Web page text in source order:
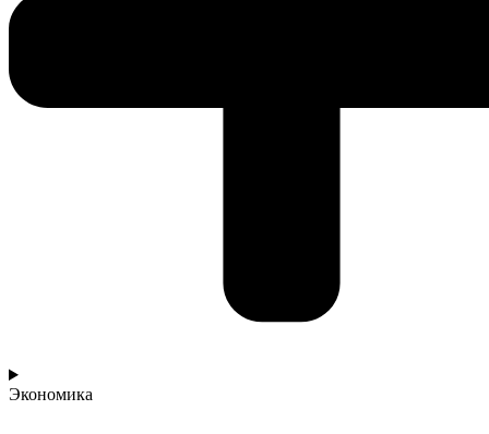
Экономика